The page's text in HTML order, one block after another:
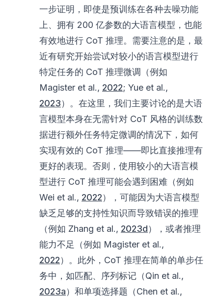
一步证明，即使是预训练在各种去噪功能
上、拥有 200 亿参数的大语言模型，也能
有效地进行 CoT 推理。需要注意的是，最
近有研究开始尝试对较小的语言模型进行
特定任务的 CoT 推理微调（例如
Magister et al., 2022; Yue et al.,
2023）。在这里，我们主要讨论的是大语
言模型本身在无需针对 CoT 风格的训练数
据进行额外任务特定微调的情况下，如何
实现有效的 CoT 推理——即比直接推理有
更好的表现。否则，使用较小的大语言模
型进行 CoT 推理可能会遇到困难（例如
Wei et al., 2022），可能因为大语言模型
缺乏足够的支持性知识而导致错误的推理
（例如 Zhang et al., 2023d），或者推理
能力不足（例如 Magister et al.,
2022）。此外，CoT 推理在简单的单步任
务中，如匹配、序列标记（Qin et al.,
2023a）和单项选择题（Chen et al.,